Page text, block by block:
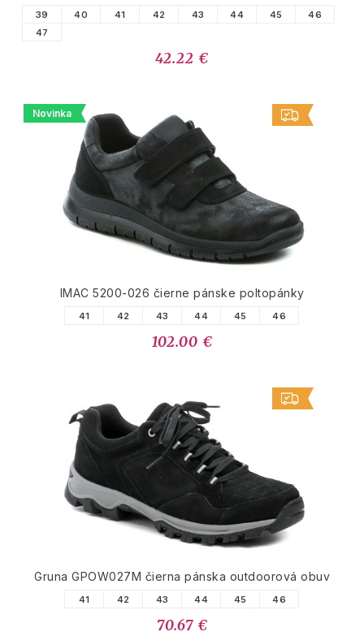
39 40 41 42 43 44 45
46
47
42.22 €
Novinka
IMAC 5200-026 čierne pánske poltopánky
41 42 43 44 45 46
102.00 €
Gruna GPOW027M čierna pánska outdoorová obuv
41 42 43 44 45 46
70.67 €